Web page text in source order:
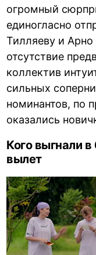
огромный
единогласно
Тилляеву и
отсутствие
коллектив
сильных
номинантов, по
оказались
Кого выгнали
вылет